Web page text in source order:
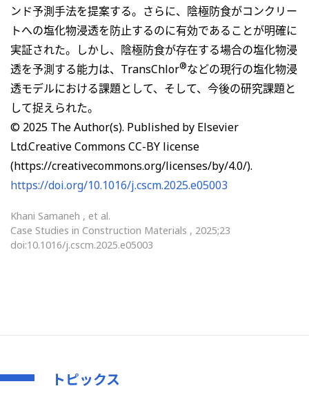
ンド予測手法を提案する。さらに、陰極防食がコンクリー
トへの塩化物浸透を防止するのに有効であることが明確に
実証された。しかし、陰極防食が存在する場合の塩化物浸
透を予測する能力は、TransChlor®などの現行の塩化物浸
透モデルにおける課題として、そして、今後の研究課題と
して捉えられた。
© 2025 The Author(s). Published by Elsevier
Ltd.Creative Commons CC-BY license
(https://creativecommons.org/licenses/by/4.0/).
https://doi.org/10.1016/j.cscm.2025.e05003
Khani Samaneh , et al.
Case Studies in Construction Materials , 2025;23
doi:10.1016/j.cscm.2025.e05003
トピックス